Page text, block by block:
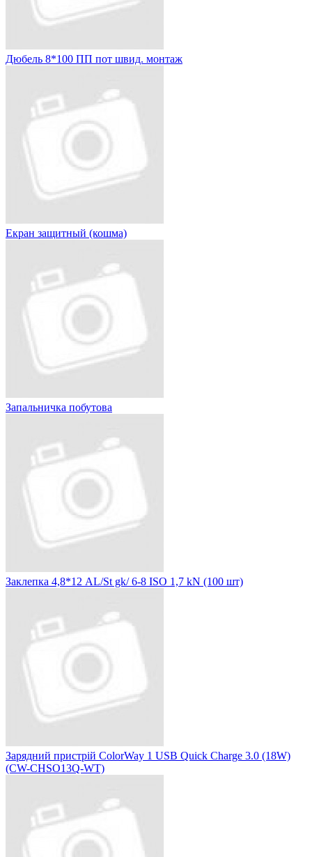
Дюбель 8*100 ПП пот швид. монтаж
Екран защитный (кошма)
Запальничка побутова
Заклепка 4,8*12 AL/St gk/ 6-8 ISO 1,7 kN (100 шт)
Зарядний пристрій ColorWay 1 USB Quick Charge 3.0 (18W)
(CW-CHSO13Q-WT)